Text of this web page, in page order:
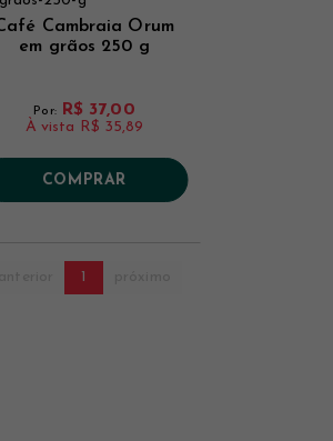
Cambraia Orum
em grãos 250 g
Por: R$ 37,00
À vista R$ 35,89
COMPRAR
1